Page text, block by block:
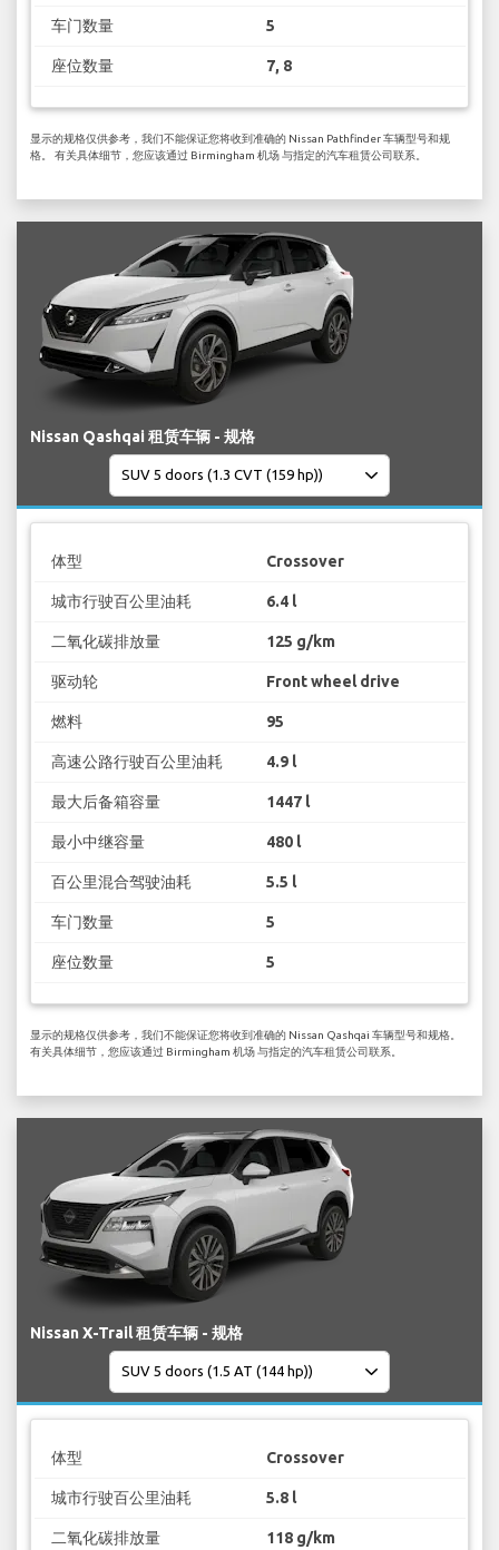
车门数量 5
座位数量 7, 8
显示的规格仅供参考，我们不能保证您将收到准确的 Nissan Pathfinder 车辆型号和规
格。 有关具体细节，您应该通过 Birmingham 机场 与指定的汽车租赁公司联系。
Nissan Qashqai 租赁车辆 - 规格
体型 Crossover
城市行驶百公里油耗 6.4 l
二氧化碳排放量 125 g/km
驱动轮 Front wheel drive
燃料 95
高速公路行驶百公里油耗 4.9 l
最大后备箱容量 1447 l
最小中继容量 480 l
百公里混合驾驶油耗 5.5 l
车门数量 5
座位数量 5
显示的规格仅供参考，我们不能保证您将收到准确的 Nissan Qashqai 车辆型号和规格。
有关具体细节，您应该通过 Birmingham 机场 与指定的汽车租赁公司联系。
Nissan X-Trail 租赁车辆 - 规格
体型 Crossover
城市行驶百公里油耗 5.8 l
二氧化碳排放量 118 g/km